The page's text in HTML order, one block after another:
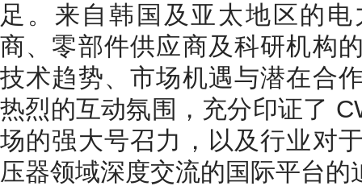
足。来自韩国及亚太地区的
商、零部件供应商及科研机构
技术趋势、市场机遇与潜在合
热烈的互动氛围，充分印证了
场的强大号召力，以及行业对
压器领域深度交流的国际平台的